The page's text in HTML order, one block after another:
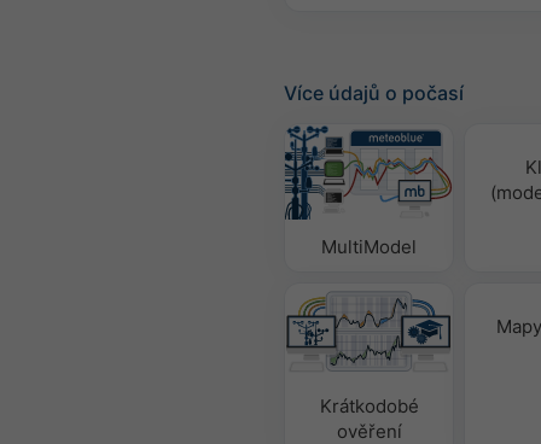
Více údajů o počasí
MultiModel
Krátkodobé
ověření